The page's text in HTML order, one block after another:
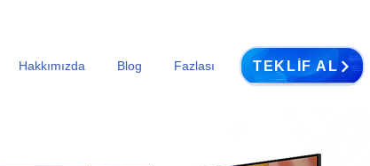
TEKLIF AL
Hakkımızda Blog Fazlası